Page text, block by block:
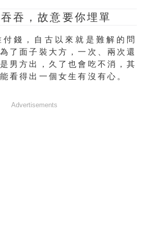
吞，故意要你埋單
錢，自古以來就是難解的問
了面子裝大方，一次、兩次還
男方出，久了也會吃不消，其
看得出一個女生有沒有心。
Advertisements